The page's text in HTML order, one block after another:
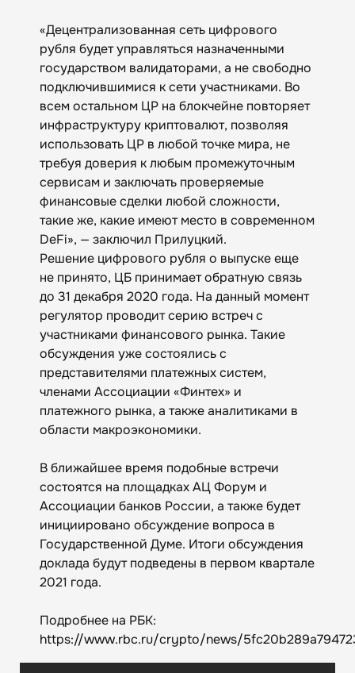
«Децентрализованная сеть цифрового
рубля будет управляться назначенными
государством валидаторами, а не свободно
подключившимися к сети участниками. Во
всем остальном ЦР на блокчейне повторяет
инфраструктуру криптовалют, позволяя
использовать ЦР в любой точке мира, не
требуя доверия к любым промежуточным
сервисам и заключать проверяемые
финансовые сделки любой сложности,
такие же, какие имеют место в современном
DeFi», — заключил Прилуцкий.
Решение цифрового рубля о выпуске еще
не принято, ЦБ принимает обратную связь
до 31 декабря 2020 года. На данный момент
регулятор проводит серию встреч с
участниками финансового рынка. Такие
обсуждения уже состоялись с
представителями платежных систем,
членами Ассоциации «Финтех» и
платежного рынка, а также аналитиками в
области макроэкономики.
В ближайшее время подобные встречи
состоятся на площадках АЦ Форум и
Ассоциации банков России, а также будет
инициировано обсуждение вопроса в
Государственной Думе. Итоги обсуждения
доклада будут подведены в первом квартале
2021 года.
Подробнее на РБК:
https://www.rbc.ru/crypto/news/